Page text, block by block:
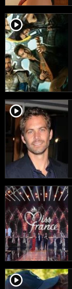
player2
player2
player2